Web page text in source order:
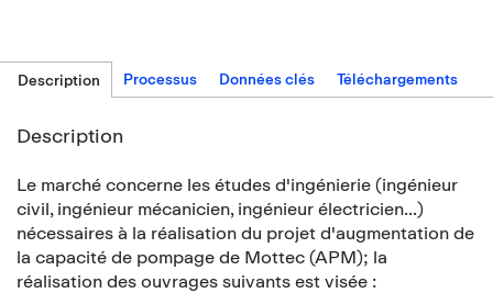
Description Processus Données clés Téléchargements
Description
Le marché concerne les études d'ingénierie (ingénieur
civil, ingénieur mécanicien, ingénieur électricien...)
nécessaires à la réalisation du projet d'augmentation de
la capacité de pompage de Mottec (APM); la
réalisation des ouvrages suivants est visée :